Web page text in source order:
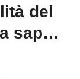
del
sapere